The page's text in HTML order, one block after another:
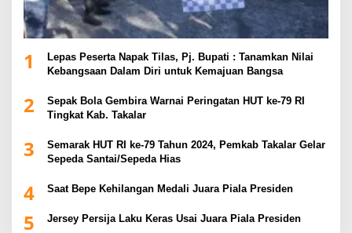
1
Lepas Peserta Napak Tilas, Pj. Bupati : Tanamkan Nilai
Kebangsaan Dalam Diri untuk Kemajuan Bangsa
2
Sepak Bola Gembira Warnai Peringatan HUT ke-79 RI
Tingkat Kab. Takalar
3
Semarak HUT RI ke-79 Tahun 2024, Pemkab Takalar Gelar
Sepeda Santai/Sepeda Hias
4 Saat Bepe Kehilangan Medali Juara Piala Presiden
5 Jersey Persija Laku Keras Usai Juara Piala Presiden